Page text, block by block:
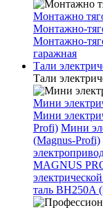
Монтажно
Монтажно-
Монтажно-
гаражная
Тали
Тали
Мини
Мини
Profi) Мини
(Magnus-Profi)
MAGNUS
таль BH250A